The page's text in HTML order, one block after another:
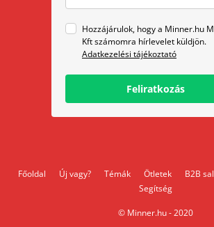
Hozzájárulok, hogy a Minner.hu
Kft számomra hírlevelet küldjön.
Adatkezelési tájékoztató
Feliratkozás
Főoldal Új vagy? Témák Ötletek B2B
Segítség
© Minner.hu - 2020